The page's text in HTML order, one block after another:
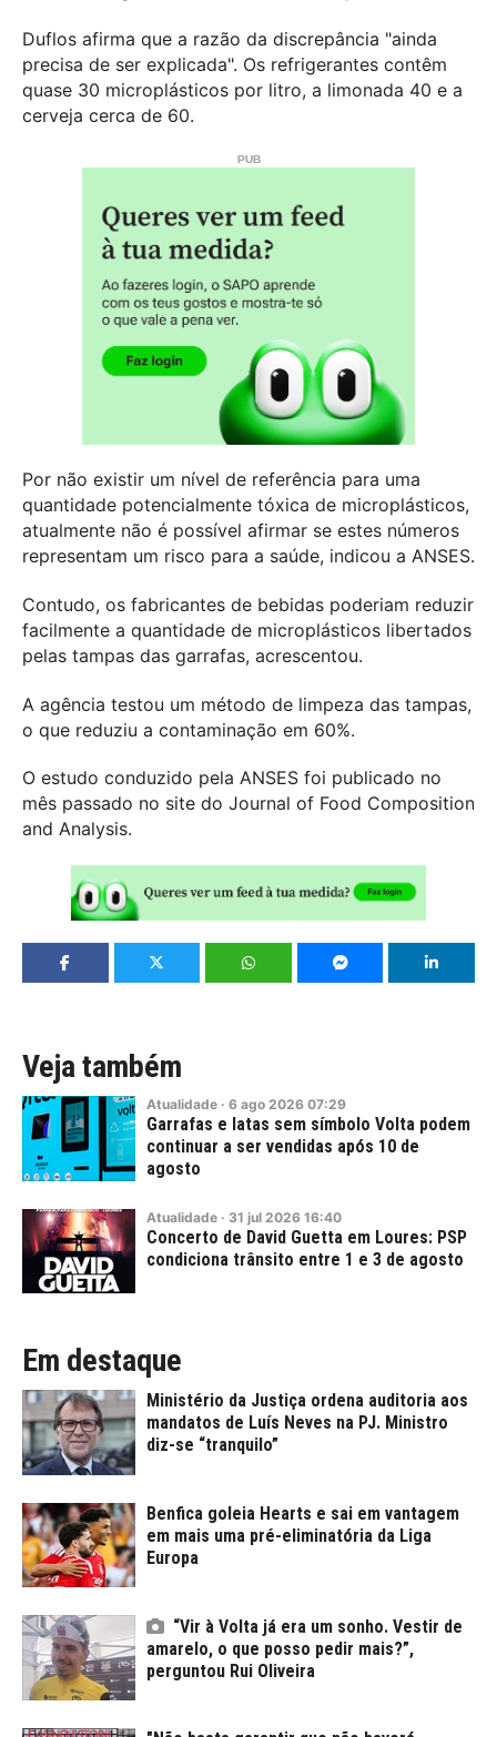
Duflos afirma que a razão da discrepância "ainda
precisa de ser explicada". Os refrigerantes contêm
quase 30 microplásticos por litro, a limonada 40 e a
cerveja cerca de 60.
Por não existir um nível de referência para uma
quantidade potencialmente tóxica de microplásticos,
atualmente não é possível afirmar se estes números
representam um risco para a saúde, indicou a ANSES.
Contudo, os fabricantes de bebidas poderiam reduzir
facilmente a quantidade de microplásticos libertados
pelas tampas das garrafas, acrescentou.
A agência testou um método de limpeza das tampas,
o que reduziu a contaminação em 60%.
O estudo conduzido pela ANSES foi publicado no
mês passado no site do Journal of Food Composition
and Analysis.
Veja também
Atualidade · 6 ago 2026 07:29
Garrafas e latas sem símbolo Volta podem
continuar a ser vendidas após 10 de
agosto
Atualidade · 31 jul 2026 16:40
Concerto de David Guetta em Loures: PSP
condiciona trânsito entre 1 e 3 de agosto
Em destaque
Ministério da Justiça ordena auditoria aos
mandatos de Luís Neves na PJ. Ministro
diz-se “tranquilo”
Benfica goleia Hearts e sai em vantagem
em mais uma pré-eliminatória da Liga
Europa
“Vir à Volta já era um sonho. Vestir de
amarelo, o que posso pedir mais?”,
perguntou Rui Oliveira